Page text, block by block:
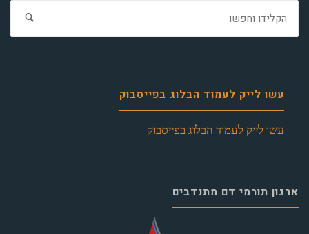
עשו לייק לעמוד הבלוג בפייסבוק
עשו לייק לעמוד הבלוג בפייסבוק
ארגון תורמי דם מתנדבים